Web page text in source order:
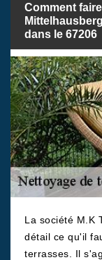
Comment
dans le 67206
La société M.K
détail ce qu'il
terrasses. Il